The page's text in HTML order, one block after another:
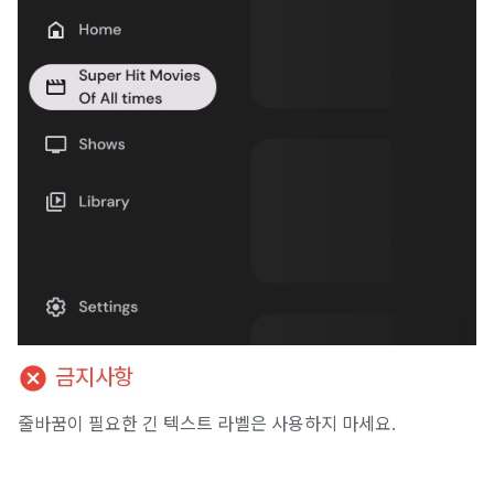
cancel 금지사항
줄바꿈이 필요한 긴 텍스트 라벨은 사용하지 마세요.